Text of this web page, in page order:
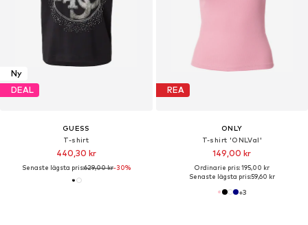
Ny
DEAL
GUESS
T-shirt
440,30 kr
Senaste lägsta pris:629,00 kr-30%
REA
ONLY
T-shirt 'ONLVal'
149,00 kr
Ordinarie pris: 195,00 kr
Senaste lägsta pris:59,60 kr
+3